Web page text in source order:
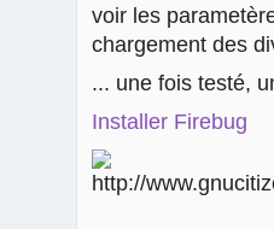
voir les
chargement des
... une fois testé,
Installer Firebug